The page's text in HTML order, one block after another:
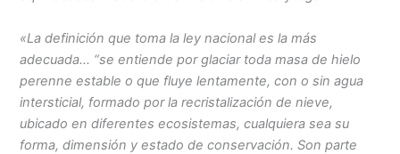
«La definición que toma la ley nacional es la más
adecuada… “se entiende por glaciar toda masa de hielo
perenne estable o que fluye lentamente, con o sin agua
intersticial, formado por la recristalización de nieve,
ubicado en diferentes ecosistemas, cualquiera sea su
forma, dimensión y estado de conservación. Son parte